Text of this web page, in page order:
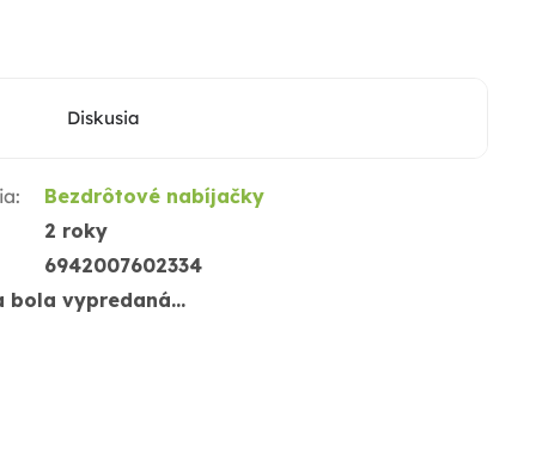
Diskusia
:
Bezdrôtové nabíjačky
2 roky
6942007602334
bola vypredaná…